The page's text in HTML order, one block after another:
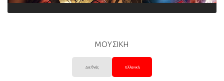
ΜΟΥΣΙΚΗ
Διεθνής Ελληνική